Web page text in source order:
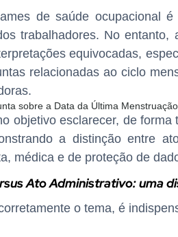
de saúde ocupacional
trabalhadores. No
equivocadas,
relacionadas ao ciclo
objetivo esclarecer, de
a distinção entre
médica e de proteção de
Ato Administrativo: uma
o tema, é